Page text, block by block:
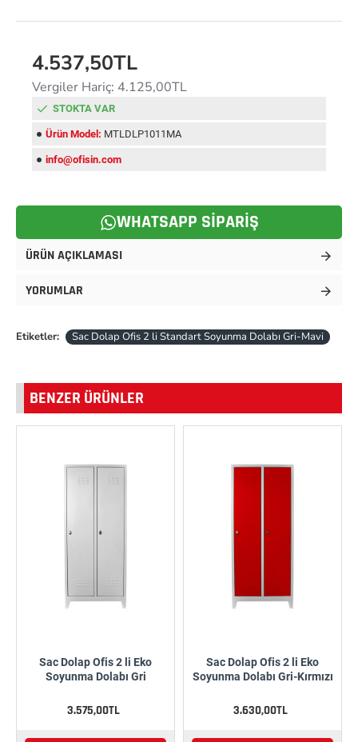
4.537,50TL
Vergiler Hariç: 4.125,00TL
STOKTA VAR
Ürün Model: MTLDLP1011MA
info@ofisin.com
WHATSAPP SIPARIŞ
ÜRÜN AÇIKLAMASI
YORUMLAR
Etiketler: Sac Dolap Ofis 2 li Standart Soyunma Dolabı Gri-Mavi
BENZER ÜRÜNLER
Sac Dolap Ofis 2 li Eko
Soyunma Dolabı Gri
3.575,00TL
Sac Dolap Ofis 2 li Eko
Soyunma Dolabı Gri-Kırmızı
3.630,00TL